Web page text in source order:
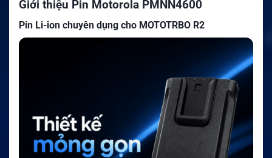
Giới thiệu Pin Motorola PMNN4600
Pin Li-ion chuyên dụng cho MOTOTRBO R2